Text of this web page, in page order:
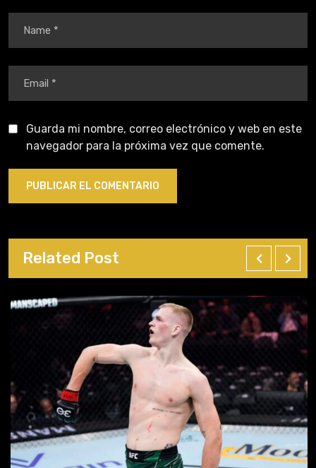
Guarda mi nombre, correo electrónico y web en este
navegador para la próxima vez que comente.
Related Post